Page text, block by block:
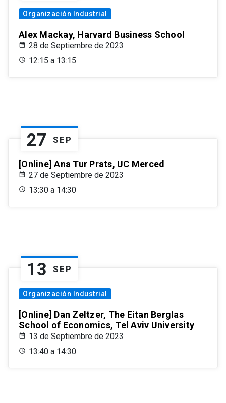
Organización Industrial
Alex Mackay, Harvard Business School
28 de Septiembre de 2023
12:15 a 13:15
27 SEP
[Online] Ana Tur Prats, UC Merced
27 de Septiembre de 2023
13:30 a 14:30
13 SEP
Organización Industrial
[Online] Dan Zeltzer, The Eitan Berglas
School of Economics, Tel Aviv University
13 de Septiembre de 2023
13:40 a 14:30